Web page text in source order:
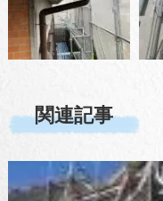
関連記事